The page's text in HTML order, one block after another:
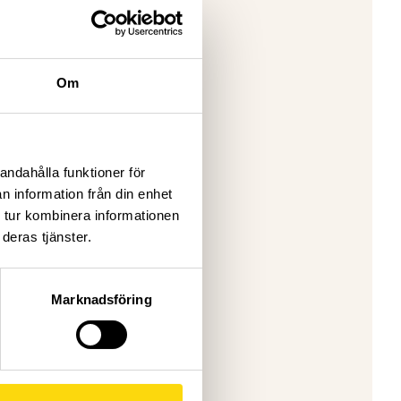
Om
funktioner för
information från din enhet
kombinera informationen
tjänster.
Marknadsföring
eleverna
social-
och för